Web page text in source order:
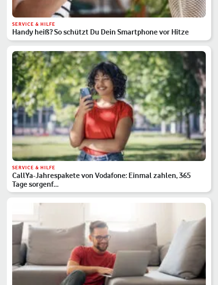
SERVICE & HILFE
Handy heiß? So schützt Du Dein Smartphone vor Hitze
SERVICE & HILFE
CallYa-Jahrespakete von Vodafone: Einmal zahlen, 365
Tage sorgenf…